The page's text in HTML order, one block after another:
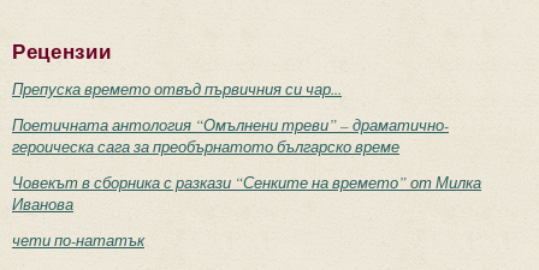
Рецензии
Препуска времето отвъд първичния си чар...
Поетичната антология “Омълнени треви” – драматично-
героическа сага за преобърнатото българско време
Човекът в сборника с разкази “Сенките на времето” от Милка
Иванова
чети по-нататък